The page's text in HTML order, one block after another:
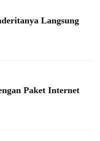
Langsung
Paket Internet